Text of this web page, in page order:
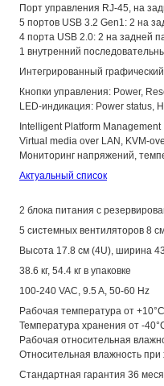
Порт управления RJ-45, на
5 портов USB 3.2 Gen1: 2 на
4 порта USB 2.0: 2 на задней
1 внутренний
Интегрированный
Кнопки управления: Power,
LED-индикация: Power status,
Intelligent Platform Management
Virtual media over LAN, KVM-
Мониторинг напряжений,
Актуальный список
2 блока питания с
5 системных вентиляторов 8
Высота 17.8 см (4U), ширина
38.6 кг, 54.4 кг в упаковке
100-240 VAC, 9.5 A, 50-60 Hz
Рабочая температура от
Температура хранения от -
Рабочая относительная
Относительная влажность
Стандартная гарантия 36